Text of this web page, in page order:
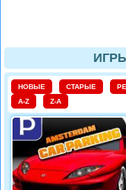
НОВЫЕ СТАРЫЕ
A-Z
Z-A